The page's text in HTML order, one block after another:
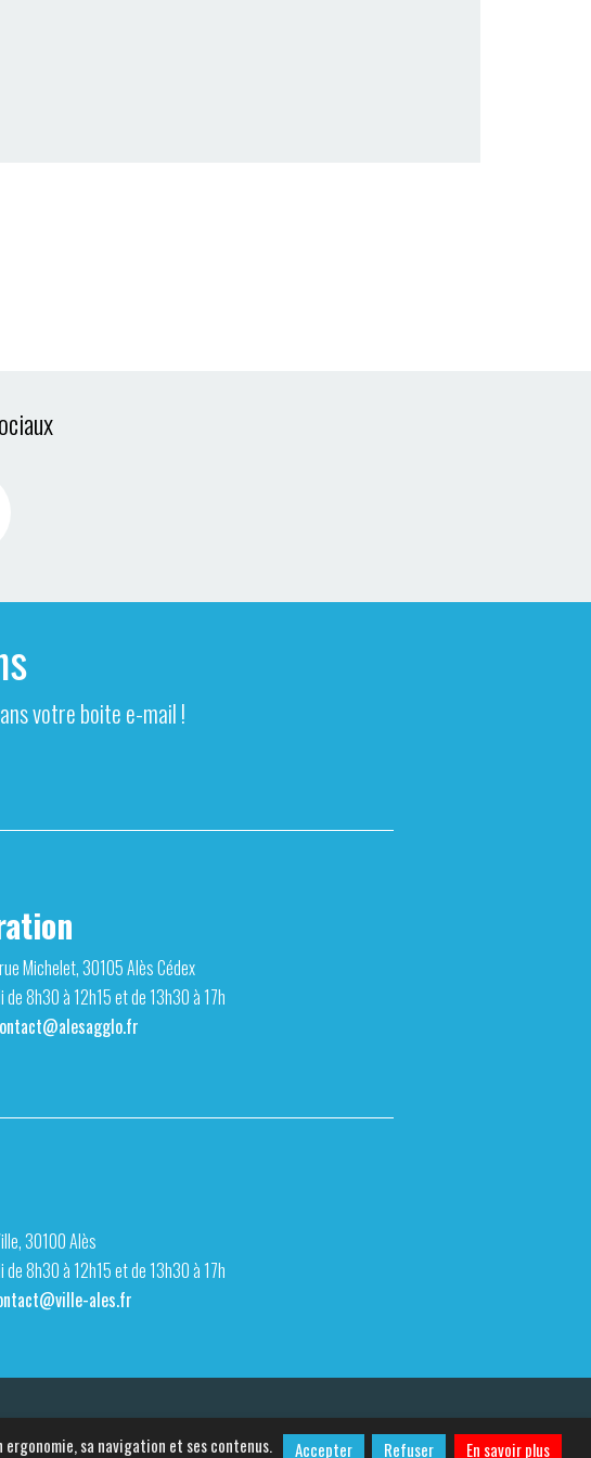
sa navigation et ses contenus. Accepter Refuser En savoir plus
votre boite e-mail !
Michelet, 30105 Alès Cédex
de 8h30 à 12h15 et de 13h30 à 17h
30100 Alès
de 8h30 à 12h15 et de 13h30 à 17h
ales.fr
Contact